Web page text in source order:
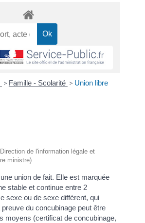
> Famille - Scolarité > Union libre
de l'information légale et
ministre)
union de fait. Elle est marquée
stable et continue entre 2
sexe ou de sexe différent, qui
du concubinage peut être
moyens (certificat de concubinage,